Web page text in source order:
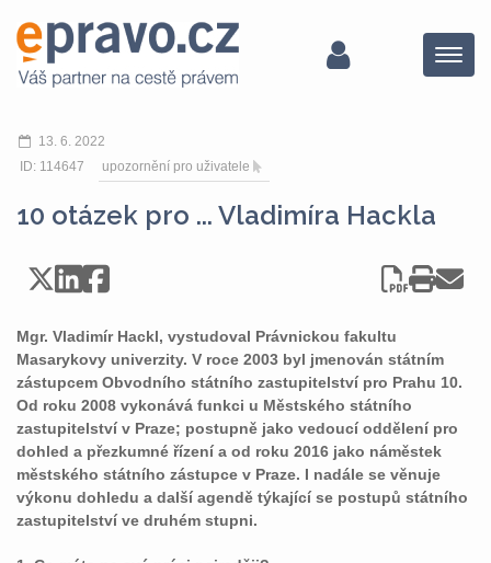
Menu
13. 6. 2022
ID: 114647
upozornění pro uživatele
10 otázek pro ... Vladimíra Hackla
Mgr. Vladimír Hackl, vystudoval Právnickou fakultu
Masarykovy univerzity. V roce 2003 byl jmenován státním
zástupcem Obvodního státního zastupitelství pro Prahu 10.
Od roku 2008 vykonává funkci u Městského státního
zastupitelství v Praze; postupně jako vedoucí oddělení pro
dohled a přezkumné řízení a od roku 2016 jako náměstek
městského státního zástupce v Praze. I nadále se věnuje
výkonu dohledu a další agendě týkající se postupů státního
zastupitelství ve druhém stupni.